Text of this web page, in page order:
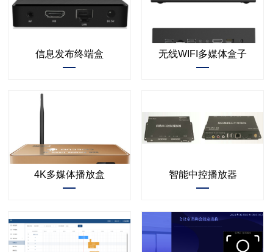
信息发布终端盒 无线WIFI多媒体盒子
4K多媒体播放盒 智能中控播放器